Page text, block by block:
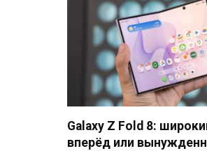
Galaxy Z Fold 8:
вперёд или